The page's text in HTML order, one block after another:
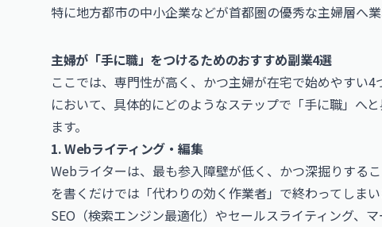
特に地方都市の中小企業などが首都圏の優秀な主婦層へ
主婦が「手に職」をつけるためのおすすめ副業4選
ここでは、専門性が高く、かつ主婦が在宅で始めやすい
において、具体的にどのようなステップで「手に職」へ
ます。
1. Webライティング・編集
Webライターは、最も参入障壁が低く、かつ深掘りする
を書くだけでは「代わりの効く作業者」で終わってしま
SEO（検索エンジン最適化）やセールスライティング、